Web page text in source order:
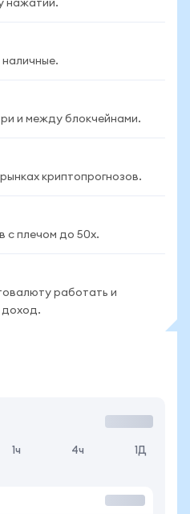
нажатий.
и между блокчейнами.
криптопрогнозов.
с плечом до 50x.
работать и
доход.
1ч 4ч 1Д